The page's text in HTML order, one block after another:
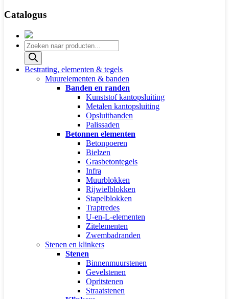
Catalogus
Producten
zoeken
Bestrating, elementen & tegels
Muurelementen & banden
Banden en randen
Kunststof kantopsluiting
Metalen kantopsluiting
Opsluitbanden
Palissaden
Betonnen elementen
Betonpoeren
Bielzen
Grasbetontegels
Infra
Muurblokken
Rijwielblokken
Stapelblokken
Traptredes
U-en-L-elementen
Zitelementen
Zwembadranden
Stenen en klinkers
Stenen
Binnenmuurstenen
Gevelstenen
Opritstenen
Straatstenen